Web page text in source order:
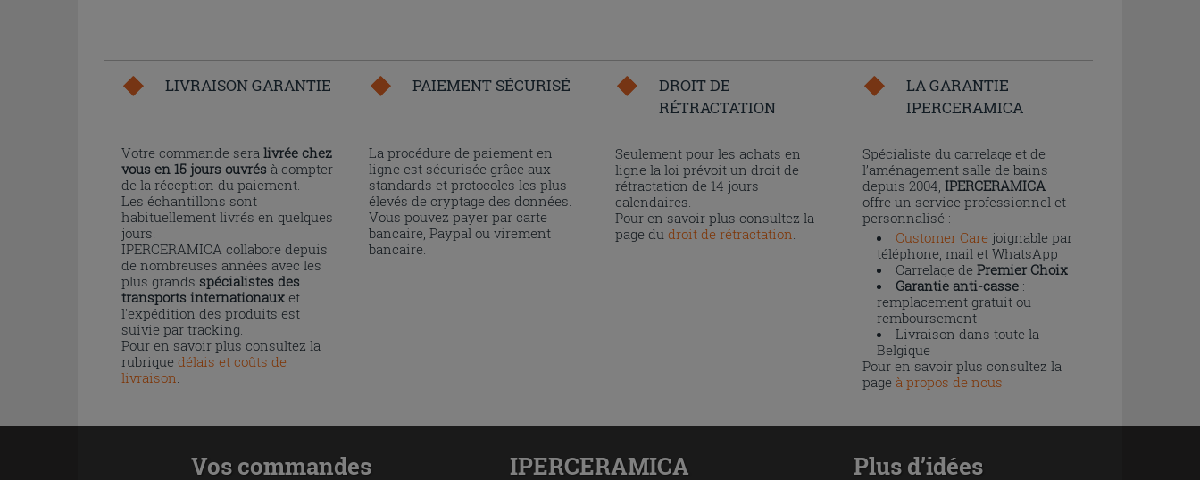
LIVRAISON GARANTIE
Votre commande sera livrée chez
vous en 15 jours ouvrés à compter
de la réception du paiement.
Les échantillons sont
habituellement livrés en quelques
jours.
IPERCERAMICA collabore depuis
de nombreuses années avec les
plus grands spécialistes des
transports internationaux et
l'expédition des produits est
suivie par tracking.
Pour en savoir plus consultez la
rubrique délais et coûts de
livraison.
PAIEMENT SÉCURISÉ
La procédure de paiement en
ligne est sécurisée grâce aux
standards et protocoles les plus
élevés de cryptage des données.
Vous pouvez payer par carte
bancaire, Paypal ou virement
bancaire.
DROIT DE
RÉTRACTATION
Seulement pour les achats en
ligne la loi prévoit un droit de
rétractation de 14 jours
calendaires.
Pour en savoir plus consultez la
page dudroit de rétractation.
LA GARANTIE
IPERCERAMICA
Spécialiste du carrelage et de
l’aménagement salle de bains
depuis 2004, IPERCERAMICA
offre un service professionnel et
personnalisé :
Customer Carejoignable par
téléphone, mail et WhatsApp
Carrelage de Premier Choix
Garantie anti-casse:
remplacement gratuit ou
remboursement
Livraison dans toute la
Belgique
Pour en savoir plus consultez la
page à propos de nous
Vos commandes IPERCERAMICA Plus d’idées